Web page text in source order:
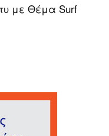
με Θέμα Surf